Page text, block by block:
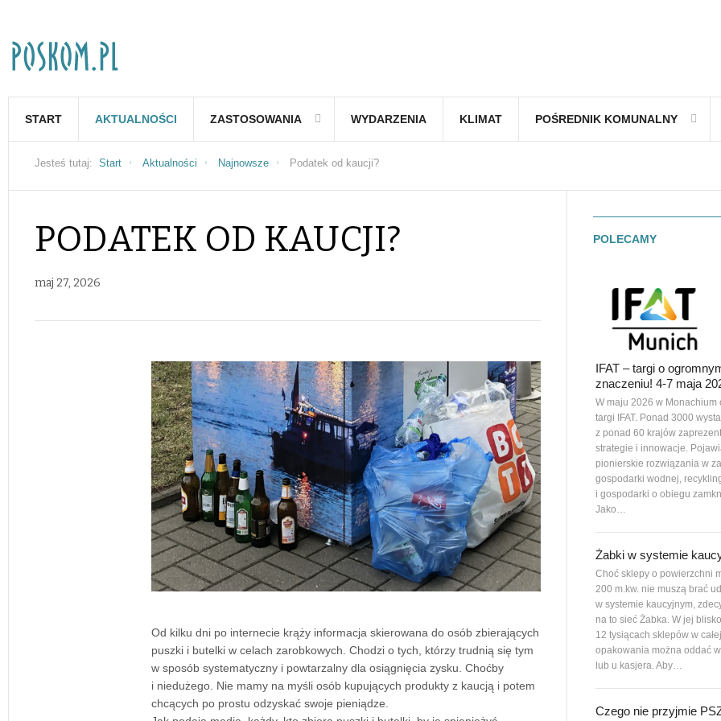
START AKTUALNOŚCI ZASTOSOWANIA WYDARZENIA KLIMAT POŚREDNIK KOMUNALNY
Jesteś tutaj: Start Aktualności Najnowsze Podatek od kaucji?
PODATEK OD KAUCJI?
maj 27, 2026
Od kilku dni po internecie krąży informacja skierowana do osób zbierających
puszki i butelki w celach zarobkowych. Chodzi o tych, którzy trudnią się tym
w sposób systematyczny i powtarzalny dla osiągnięcia zysku. Choćby
i niedużego. Nie mamy na myśli osób kupujących produkty z kaucją i potem
chcących po prostu odzyskać swoje pieniądze.
POLECAMY
IFAT – targi o
znaczeniu! 4-7 maja
W maju 2026 w Monachium
targi IFAT. Ponad 3000
z ponad 60 krajów
strategie i innowacje.
pionierskie rozwiązania w
gospodarki wodnej,
i gospodarki o obiegu
Jako…
Żabki w systemie
Choć sklepy o powierzchni
200 m.kw. nie muszą brać
w systemie kaucyjnym,
na to sieć Żabka. W jej blisko
12 tysiącach sklepów w
opakowania można oddać
lub u kasjera. Aby…
Czego nie przyjmie